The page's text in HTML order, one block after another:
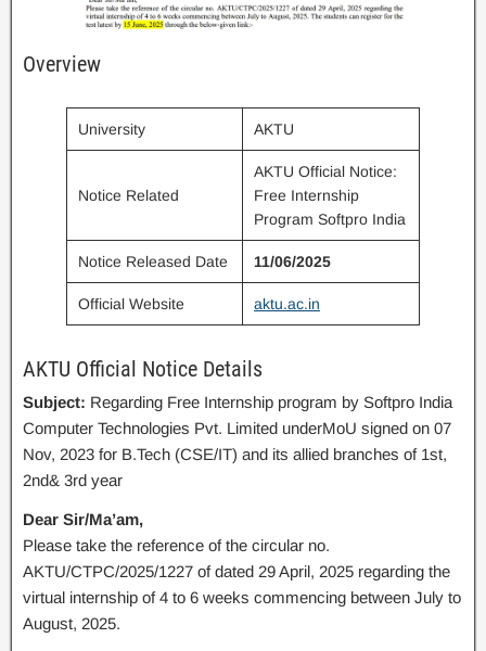
Overview
University AKTU
Notice Related
AKTU Official Notice:
Free Internship
Program Softpro India
Notice Released Date 11/06/2025
Official Website aktu.ac.in
AKTU Official Notice Details
Subject: Regarding Free Internship program by Softpro India
Computer Technologies Pvt. Limited underMoU signed on 07
Nov, 2023 for B.Tech (CSE/IT) and its allied branches of 1st,
2nd& 3rd year
Dear Sir/Ma’am,
Please take the reference of the circular no.
AKTU/CTPC/2025/1227 of dated 29 April, 2025 regarding the
virtual internship of 4 to 6 weeks commencing between July to
August, 2025.